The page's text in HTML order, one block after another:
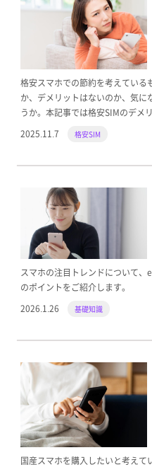
格安スマホでの節約を考えている
か、デメリットはないのか、気に
うか。本記事では格安SIMのデメ
2025.11.7
格安SIM
スマホの注目トレンドについて
のポイントをご紹介します。
2026.1.26
基礎知識
国産スマホを購入したいと考えて